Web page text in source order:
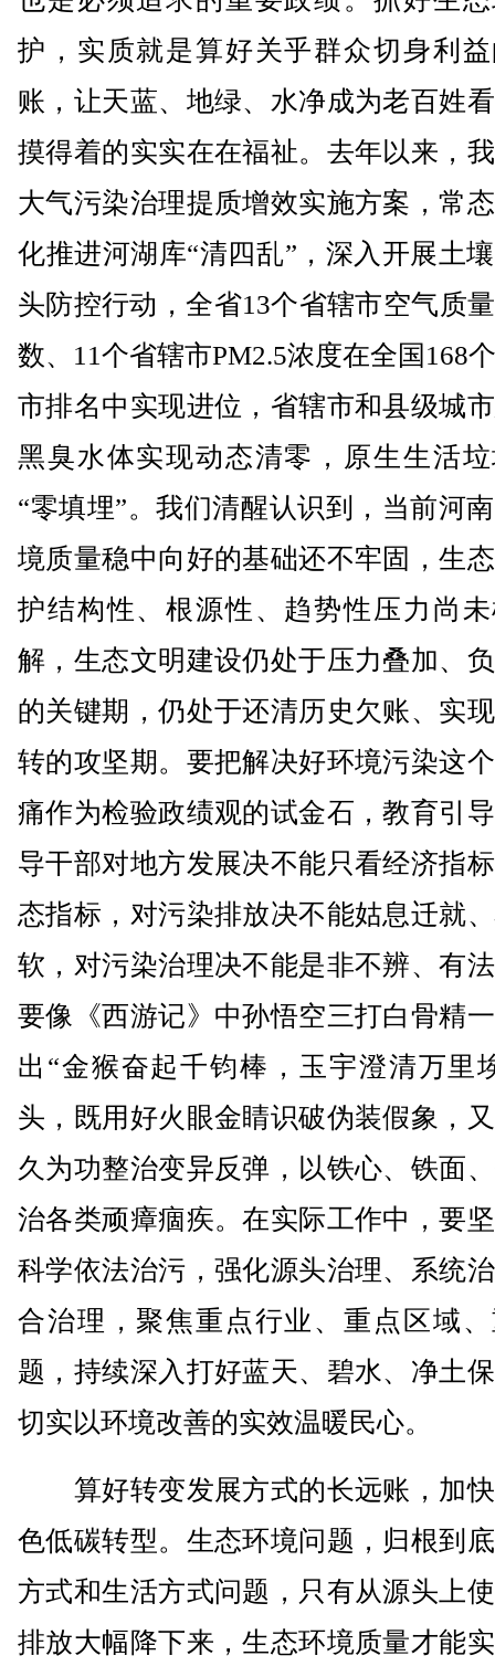
护，实质就是算好关乎群众切身利
账，让天蓝、地绿、水净成为老百姓
摸得着的实实在在福祉。去年以来，
大气污染治理提质增效实施方案，常
化推进河湖库“清四乱”，深入开展土
头防控行动，全省13个省辖市空气质
数、11个省辖市PM2.5浓度在全国168
市排名中实现进位，省辖市和县级城
黑臭水体实现动态清零，原生生活
“零填埋”。我们清醒认识到，当前河
境质量稳中向好的基础还不牢固，生
护结构性、根源性、趋势性压力尚
解，生态文明建设仍处于压力叠加、
的关键期，仍处于还清历史欠账、实
转的攻坚期。要把解决好环境污染这
痛作为检验政绩观的试金石，教育引
导干部对地方发展决不能只看经济指
态指标，对污染排放决不能姑息迁就
软，对污染治理决不能是非不辨、有
要像《西游记》中孙悟空三打白骨精
出“金猴奋起千钧棒，玉宇澄清万里
头，既用好火眼金睛识破伪装假象，
久为功整治变异反弹，以铁心、铁面
治各类顽瘴痼疾。在实际工作中，要
科学依法治污，强化源头治理、系统
合治理，聚焦重点行业、重点区域
题，持续深入打好蓝天、碧水、净土
切实以环境改善的实效温暖民心。
算好转变发展方式的长远账，加
色低碳转型。生态环境问题，归根到
方式和生活方式问题，只有从源头上
排放大幅降下来，生态环境质量才能